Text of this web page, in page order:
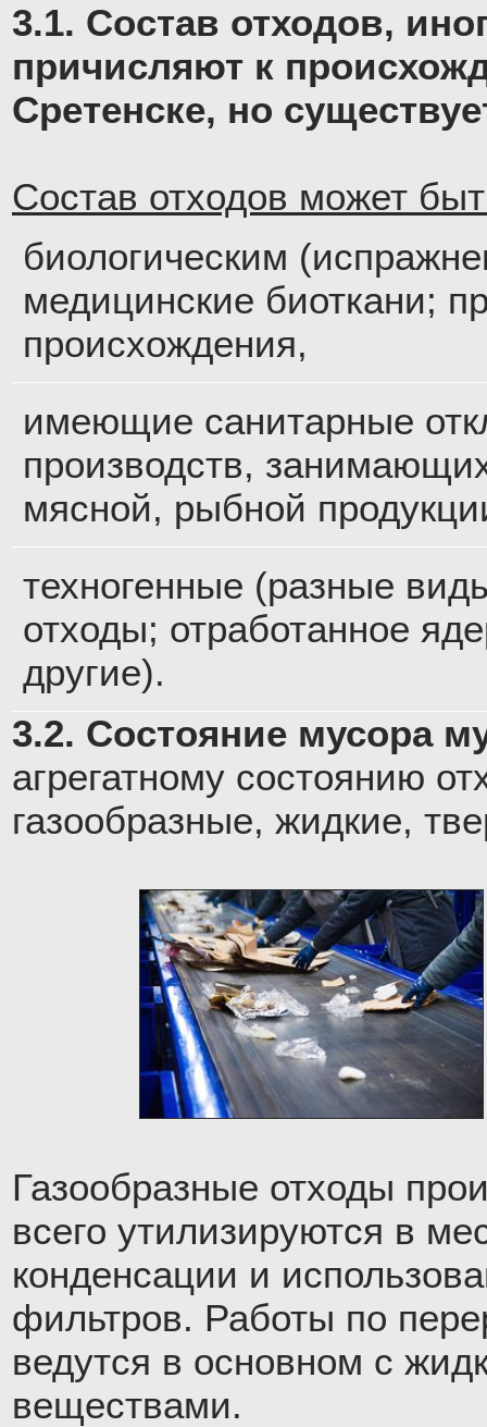
3.1. Состав отходов,
причисляют к
Сретенске, но
Состав отходов может
биологическим
медицинские биоткани;
происхождения,
имеющие санитарные
производств,
мясной, рыбной
техногенные (разные
отходы; отработанное
другие).
3.2. Состояние мусора
агрегатному состоянию
газообразные, жидкие,
Газообразные отходы
всего утилизируются в
конденсации и
фильтров. Работы по
ведутся в основном с
веществами.